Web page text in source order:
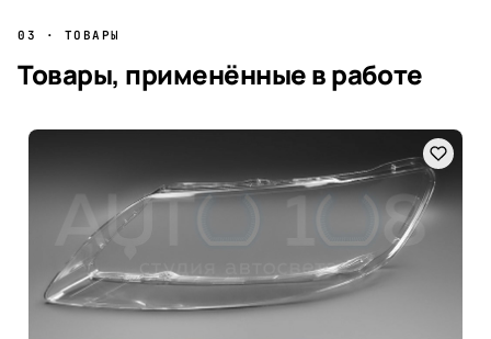
03 · ТОВАРЫ
Товары, применённые в работе